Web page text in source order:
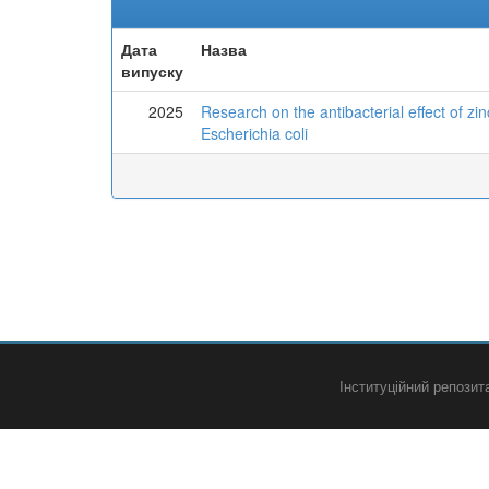
Дата
випуску
Назва
2025
Research on the antibacterial effect of
Escherichia coli
Інституційний